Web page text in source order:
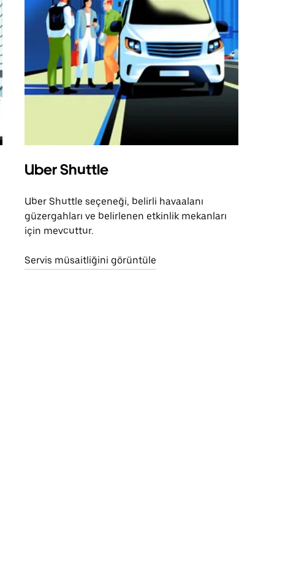
Uber Shuttle
Uber Shuttle seçeneği, belirli havaalanı
güzergahları ve belirlenen etkinlik mekanları
için mevcuttur.
Servis müsaitliğini görüntüle